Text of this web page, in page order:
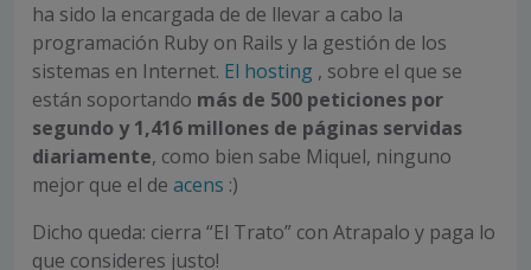
ha sido la encargada de de llevar a cabo la
programación Ruby on Rails y la gestión de los
sistemas en Internet. El hosting , sobre el que se
están soportando más de 500 peticiones por
segundo y 1,416 millones de páginas servidas
diariamente, como bien sabe Miquel, ninguno
mejor que el de acens :)
Dicho queda: cierra “El Trato” con Atrapalo y paga lo
que consideres justo!